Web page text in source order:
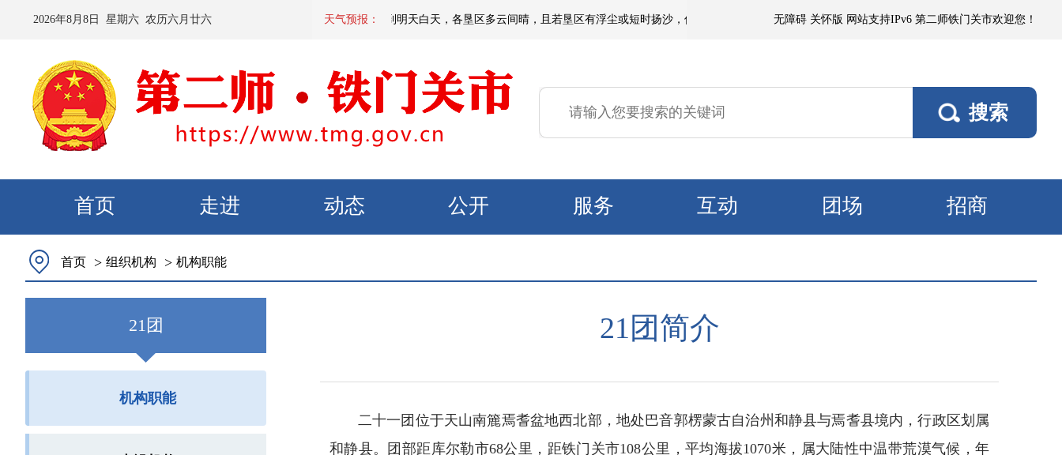
2026年8月 8 日 星期六 农历六月廿六 天气预报：
预计：今天夜间到明天白天，各垦区多云间晴，且若垦区有浮尘或短时扬沙，偏东区域有微到小阵雨，阵风5～6级；其他垦区阵风4～5级，焉耆垦区风
无障碍 关怀版 网站支持IPv6 第二师铁门关市欢迎您！
首页 走进 动态 公开 服务 互动 团场 招商
首页 > 组织机构 > 机构职能
21团
机构职能
21团简介
二十一团位于天山南簏焉耆盆地西北部，地处巴音郭楞蒙古自治州和静县与焉耆县境内，行政区划属
和静县。团部距库尔勒市68公里，距铁门关市108公里，平均海拔1070米，属大陆性中温带荒漠气候，年